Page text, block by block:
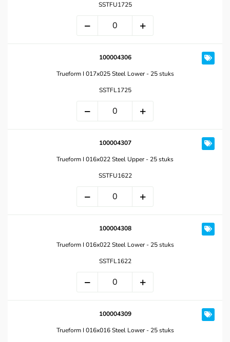
SSTFU1725
100004306
Trueform I 017x025 Steel Lower - 25 stuks
SSTFL1725
100004307
Trueform I 016x022 Steel Upper - 25 stuks
SSTFU1622
100004308
Trueform I 016x022 Steel Lower - 25 stuks
SSTFL1622
100004309
Trueform I 016x016 Steel Lower - 25 stuks